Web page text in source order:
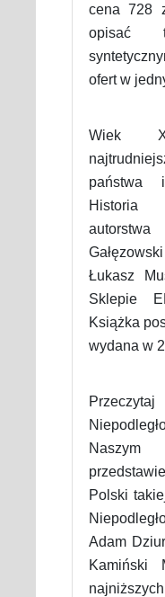
cena 728
opisać
ofert w
Wiek
państwa
Historia
Łukasz
Sklepie
Książka
wydana w
Naszym
Polski
Adam
Kamiński